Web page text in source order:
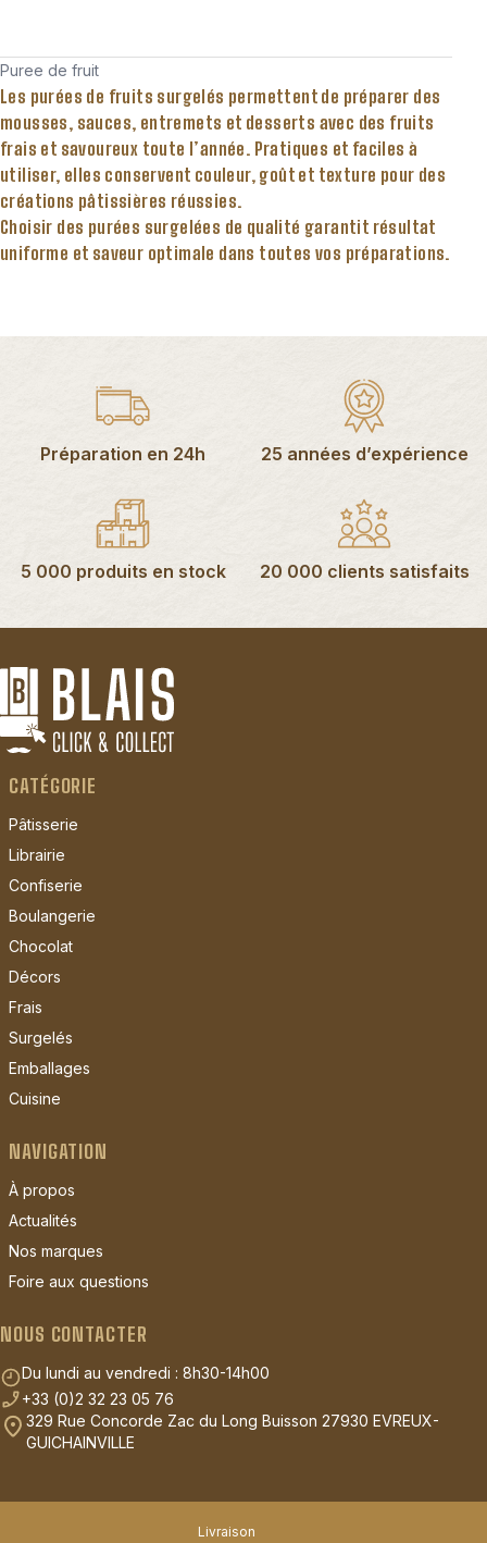
Puree de fruit
Les purées de fruits surgelés permettent de préparer des
mousses, sauces, entremets et desserts avec des fruits
frais et savoureux toute l’année. Pratiques et faciles à
utiliser, elles conservent couleur, goût et texture pour des
créations pâtissières réussies.
Choisir des purées surgelées de qualité garantit résultat
uniforme et saveur optimale dans toutes vos préparations.
Préparation en 24h 25 années d’expérience
5 000 produits en stock 20 000 clients satisfaits
CATÉGORIE
Pâtisserie
Librairie
Confiserie
Boulangerie
Chocolat
Décors
Frais
Surgelés
Emballages
Cuisine
NAVIGATION
À propos
Actualités
Nos marques
Foire aux questions
NOUS CONTACTER
Du lundi au vendredi : 8h30-14h00
+33 (0)2 32 23 05 76
329 Rue Concorde Zac du Long Buisson 27930 EVREUX-
GUICHAINVILLE
Livraison